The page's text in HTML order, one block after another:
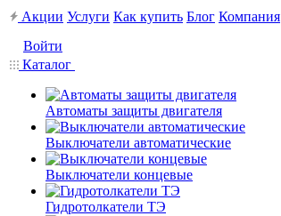
Акции Услуги Как купить Блог Компания
Войти
Каталог
Автоматы защиты двигателя
Выключатели автоматические
Выключатели концевые
Гидротолкатели ТЭ